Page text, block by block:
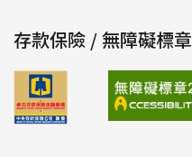
存款保險 / 無障礙標章